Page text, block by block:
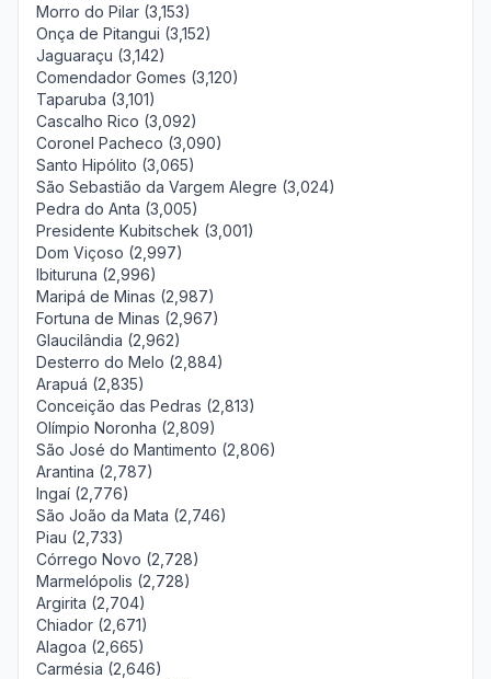
Morro do Pilar (3,153)
Onça de Pitangui (3,152)
Jaguaraçu (3,142)
Comendador Gomes (3,120)
Taparuba (3,101)
Cascalho Rico (3,092)
Coronel Pacheco (3,090)
Santo Hipólito (3,065)
São Sebastião da Vargem Alegre (3,024)
Pedra do Anta (3,005)
Presidente Kubitschek (3,001)
Dom Viçoso (2,997)
Ibituruna (2,996)
Maripá de Minas (2,987)
Fortuna de Minas (2,967)
Glaucilândia (2,962)
Desterro do Melo (2,884)
Arapuá (2,835)
Conceição das Pedras (2,813)
Olímpio Noronha (2,809)
São José do Mantimento (2,806)
Arantina (2,787)
Ingaí (2,776)
São João da Mata (2,746)
Piau (2,733)
Córrego Novo (2,728)
Marmelópolis (2,728)
Argirita (2,704)
Chiador (2,671)
Alagoa (2,665)
Carmésia (2,646)